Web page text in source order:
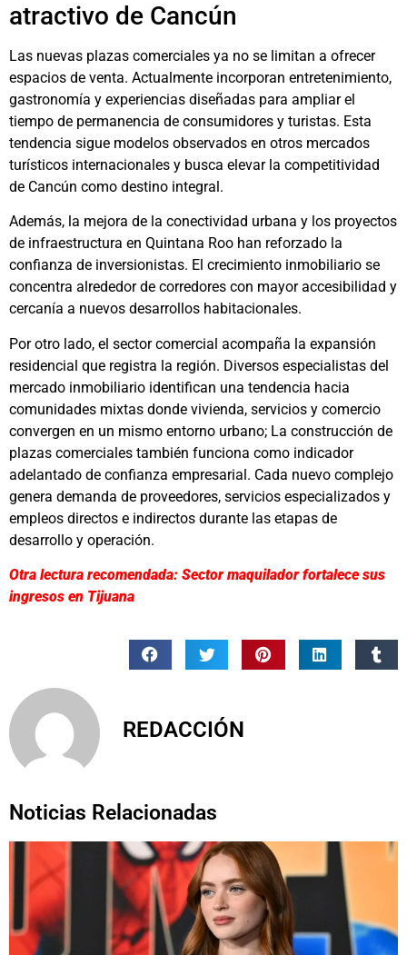
atractivo de Cancún
Las nuevas plazas comerciales ya no se limitan a ofrecer
espacios de venta. Actualmente incorporan entretenimiento,
gastronomía y experiencias diseñadas para ampliar el
tiempo de permanencia de consumidores y turistas. Esta
tendencia sigue modelos observados en otros mercados
turísticos internacionales y busca elevar la competitividad
de Cancún como destino integral.
Además, la mejora de la conectividad urbana y los proyectos
de infraestructura en Quintana Roo han reforzado la
confianza de inversionistas. El crecimiento inmobiliario se
concentra alrededor de corredores con mayor accesibilidad y
cercanía a nuevos desarrollos habitacionales.
Por otro lado, el sector comercial acompaña la expansión
residencial que registra la región. Diversos especialistas del
mercado inmobiliario identifican una tendencia hacia
comunidades mixtas donde vivienda, servicios y comercio
convergen en un mismo entorno urbano; La construcción de
plazas comerciales también funciona como indicador
adelantado de confianza empresarial. Cada nuevo complejo
genera demanda de proveedores, servicios especializados y
empleos directos e indirectos durante las etapas de
desarrollo y operación.
Otra lectura recomendada: Sector maquilador fortalece sus
ingresos en Tijuana
REDACCIÓN
Noticias Relacionadas